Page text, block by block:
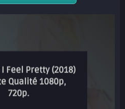
Feel Pretty (2018)
Qualité 1080p,
720p.